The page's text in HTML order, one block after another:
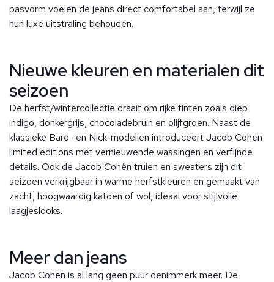
pasvorm voelen de jeans direct comfortabel aan, terwijl ze
hun luxe uitstraling behouden.
Nieuwe kleuren en materialen dit
seizoen
De herfst/wintercollectie draait om rijke tinten zoals diep
indigo, donkergrijs, chocoladebruin en olijfgroen. Naast de
klassieke Bard- en Nick-modellen introduceert Jacob Cohën
limited editions met vernieuwende wassingen en verfijnde
details. Ook de Jacob Cohën truien en sweaters zijn dit
seizoen verkrijgbaar in warme herfstkleuren en gemaakt van
zacht, hoogwaardig katoen of wol, ideaal voor stijlvolle
laagjeslooks.
Meer dan jeans
Jacob Cohën is al lang geen puur denimmerk meer. De